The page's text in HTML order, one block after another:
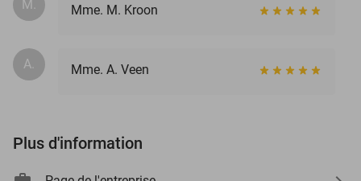
M. Mme. M. Kroon
A. Mme. A. Veen
Plus d'information